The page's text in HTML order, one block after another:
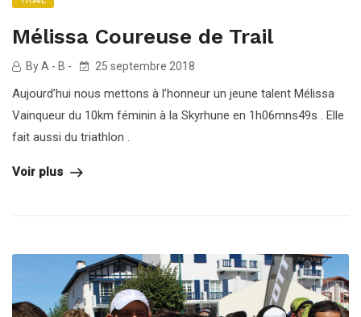
Mélissa Coureuse de Trail
By A - B - 25 septembre 2018
Aujourd’hui nous mettons à l’honneur un jeune talent Mélissa
Vainqueur du 10km féminin à la Skyrhune en 1h06mns49s . Elle
fait aussi du triathlon .
Voir plus